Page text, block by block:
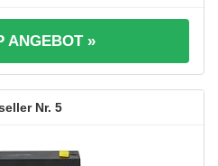
ANGEBOT »
5